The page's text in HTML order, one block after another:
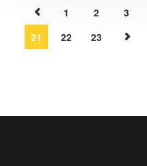
1 2 3
21
22 23